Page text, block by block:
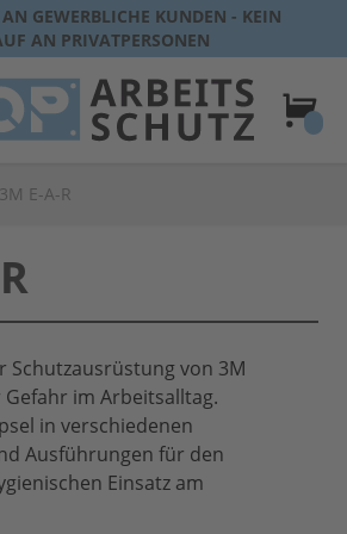
GEWERBLICHE KUNDEN - KEIN
AN PRIVATPERSONEN
3M E-A-R
Schutzausrüstung von 3M
im Arbeitsalltag.
in verschiedenen
Ausführungen für den
Einsatz am